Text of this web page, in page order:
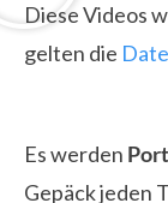
Diese Videos
gelten die
Es werden
Gepäck jeden